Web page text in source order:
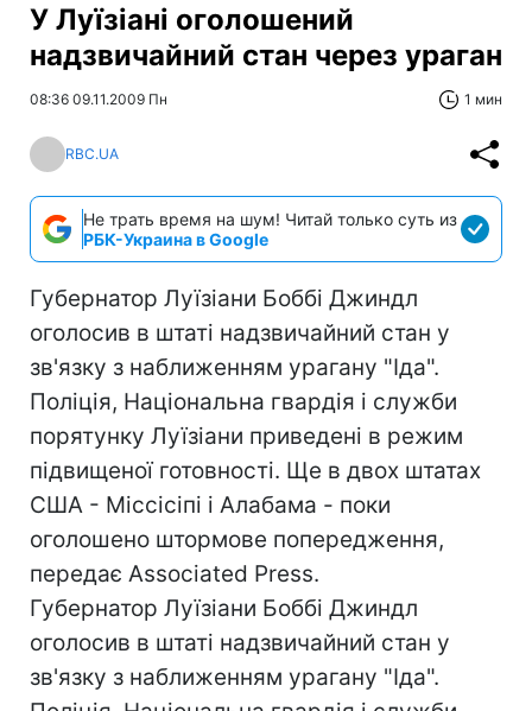
У Луїзіані оголошений
надзвичайний стан через ураган
08:36 09.11.2009 Пн 1 мин
RBC.UA
Не трать время на шум! Читай только суть из
РБК-Украина в Google
Губернатор Луїзіани Боббі Джиндл
оголосив в штаті надзвичайний стан у
зв'язку з наближенням урагану "Іда".
Поліція, Національна гвардія і служби
порятунку Луїзіани приведені в режим
підвищеної готовності. Ще в двох штатах
США - Міссісіпі і Алабама - поки
оголошено штормове попередження,
передає Associated Press.
Губернатор Луїзіани Боббі Джиндл
оголосив в штаті надзвичайний стан у
зв'язку з наближенням урагану "Іда".